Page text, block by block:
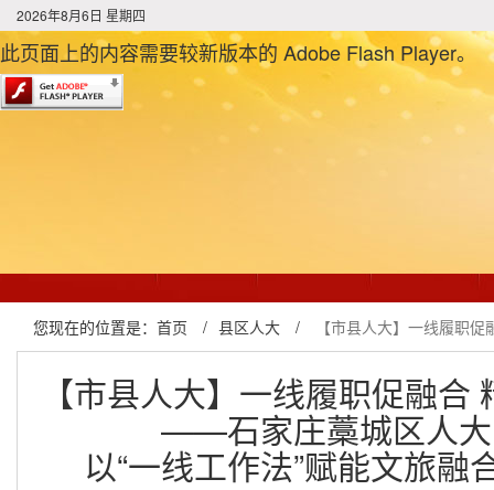
2026年8月6日 星期四
此页面上的内容需要较新版本的 Adobe Flash Player。
您现在的位置是： 首页 / 县区人大 / 【市县人大】一线履职
【市县人大】一线履职促融合
——石家庄藁城区人
以“一线工作法”赋能文旅融